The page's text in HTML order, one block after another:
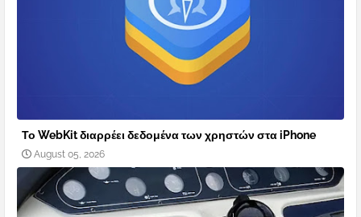
Το WebKit διαρρέει δεδομένα των χρηστών στα iPhone
August 05, 2026